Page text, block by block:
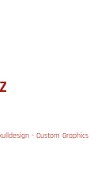
- Custom Graphics